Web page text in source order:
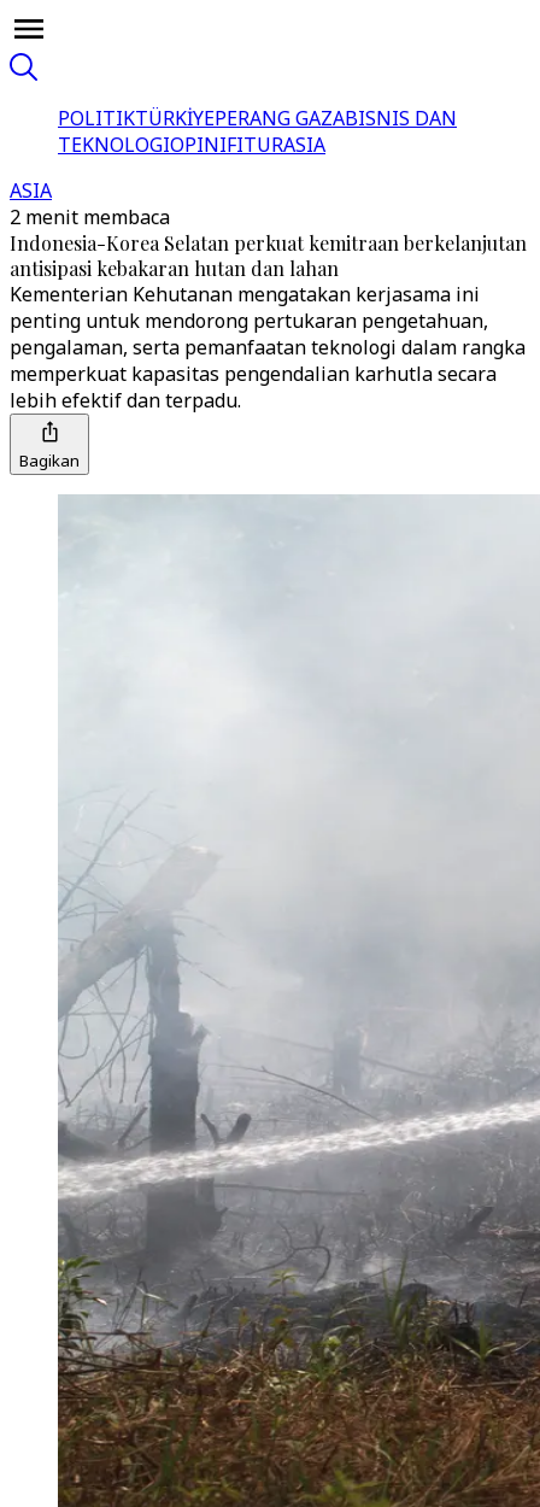
POLITIKTÜRKİYEPERANG GAZABISNIS DAN
TEKNOLOGIOPINIFITURASIA
ASIA
2 menit membaca
Indonesia-Korea Selatan perkuat kemitraan berkelanjutan
antisipasi kebakaran hutan dan lahan
Kementerian Kehutanan mengatakan kerjasama ini
penting untuk mendorong pertukaran pengetahuan,
pengalaman, serta pemanfaatan teknologi dalam rangka
memperkuat kapasitas pengendalian karhutla secara
lebih efektif dan terpadu.
Bagikan